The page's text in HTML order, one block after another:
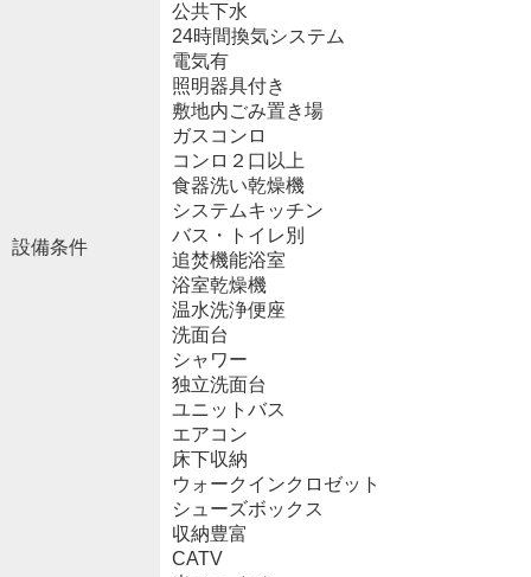
設備条件
公共下水
24時間換気システム
電気有
照明器具付き
敷地内ごみ置き場
ガスコンロ
コンロ２口以上
食器洗い乾燥機
システムキッチン
バス・トイレ別
追焚機能浴室
浴室乾燥機
温水洗浄便座
洗面台
シャワー
独立洗面台
ユニットバス
エアコン
床下収納
ウォークインクロゼット
シューズボックス
収納豊富
CATV